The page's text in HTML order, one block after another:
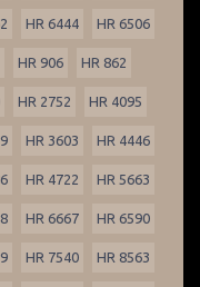
HR 6444 HR 6506
HR 906 HR 862
HR 2752 HR 4095
HR 3603 HR 4446
HR 4722 HR 5663
HR 6667 HR 6590
HR 7540 HR 8563